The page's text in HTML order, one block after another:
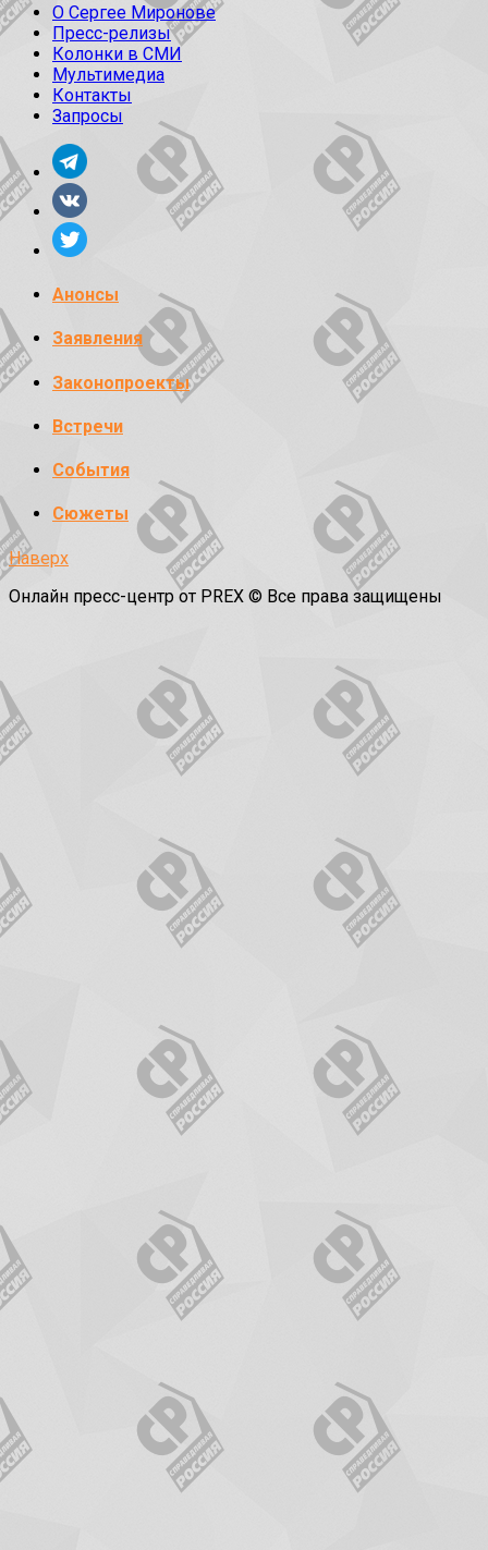
О Сергее Миронове
Пресс-релизы
Колонки в СМИ
Мультимедиа
Контакты
Запросы
Анонсы
Заявления
Законопроекты
Встречи
События
Сюжеты
Наверх
Онлайн пресс-центр от PREX © Все права защищены